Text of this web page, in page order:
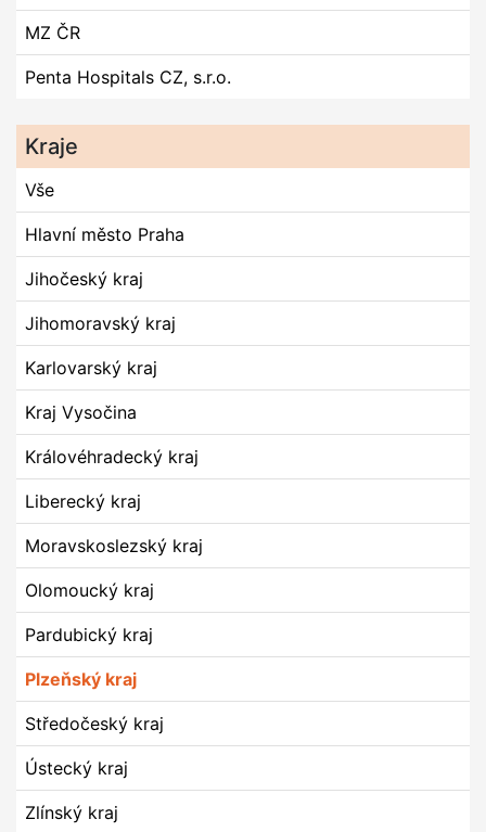
MZ ČR
Penta Hospitals CZ, s.r.o.
Kraje
Vše
Hlavní město Praha
Jihočeský kraj
Jihomoravský kraj
Karlovarský kraj
Kraj Vysočina
Královéhradecký kraj
Liberecký kraj
Moravskoslezský kraj
Olomoucký kraj
Pardubický kraj
Plzeňský kraj
Středočeský kraj
Ústecký kraj
Zlínský kraj